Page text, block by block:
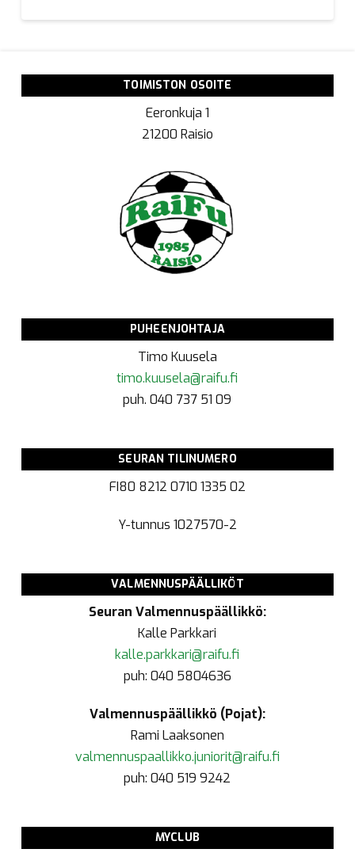
TOIMISTON OSOITE
Eeronkuja 1
21200 Raisio
PUHEENJOHTAJA
Timo Kuusela
timo.kuusela@raifu.fi
puh. 040 737 51 09
SEURAN TILINUMERO
FI80 8212 0710 1335 02
Y-tunnus 1027570-2
VALMENNUSPÄÄLLIKÖT
Seuran Valmennuspäällikkö:
Kalle Parkkari
kalle.parkkari@raifu.fi
puh: 040 5804636
Valmennuspäällikkö (Pojat):
Rami Laaksonen
valmennuspaallikko.juniorit@raifu.fi
puh: 040 519 9242
MYCLUB